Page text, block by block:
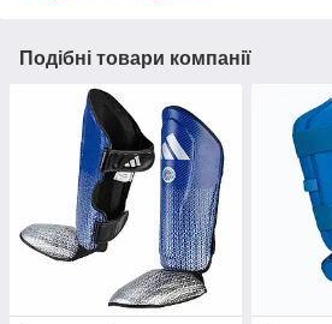
Подібні товари компанії